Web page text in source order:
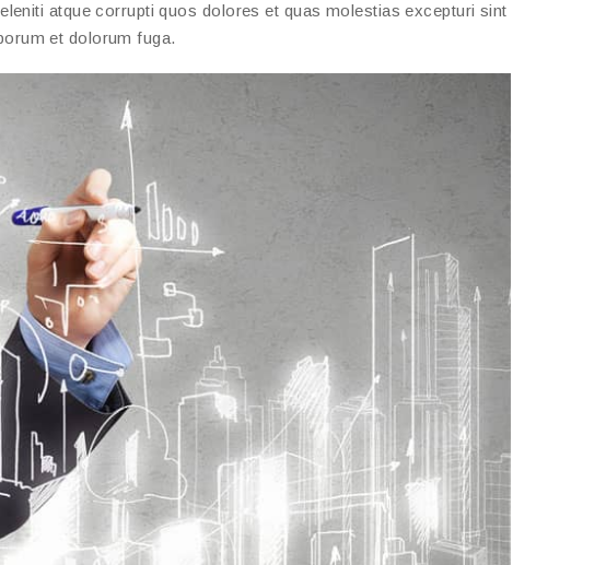
atque corrupti quos dolores et quas molestias excepturi sint
et dolorum fuga.